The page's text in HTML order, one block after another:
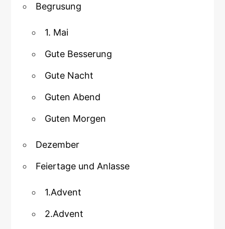
Begrusung
1. Mai
Gute Besserung
Gute Nacht
Guten Abend
Guten Morgen
Dezember
Feiertage und Anlasse
1.Advent
2.Advent